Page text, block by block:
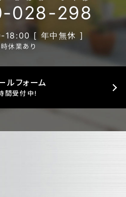
-028-298
18:00 [ 年中無休 ]
休業あり
ルフォーム
間受付中!